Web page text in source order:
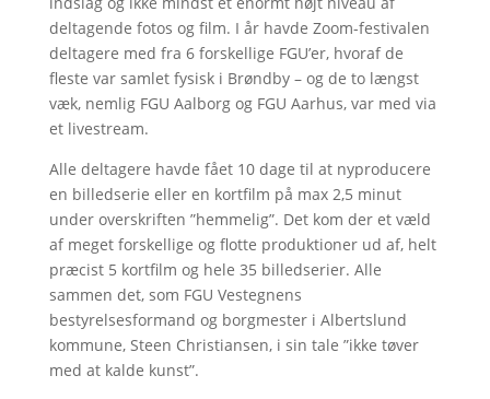
deltagende fotos og film. I år havde Zoom-festivalen
deltagere med fra 6 forskellige FGU’er, hvoraf de
fleste var samlet fysisk i Brøndby – og de to længst
væk, nemlig FGU Aalborg og FGU Aarhus, var med via
et livestream.
Alle deltagere havde fået 10 dage til at nyproducere
en billedserie eller en kortfilm på max 2,5 minut
under overskriften ”hemmelig”. Det kom der et væld
af meget forskellige og flotte produktioner ud af, helt
præcist 5 kortfilm og hele 35 billedserier. Alle
sammen det, som FGU Vestegnens
bestyrelsesformand og borgmester i Albertslund
kommune, Steen Christiansen, i sin tale ”ikke tøver
med at kalde kunst”.